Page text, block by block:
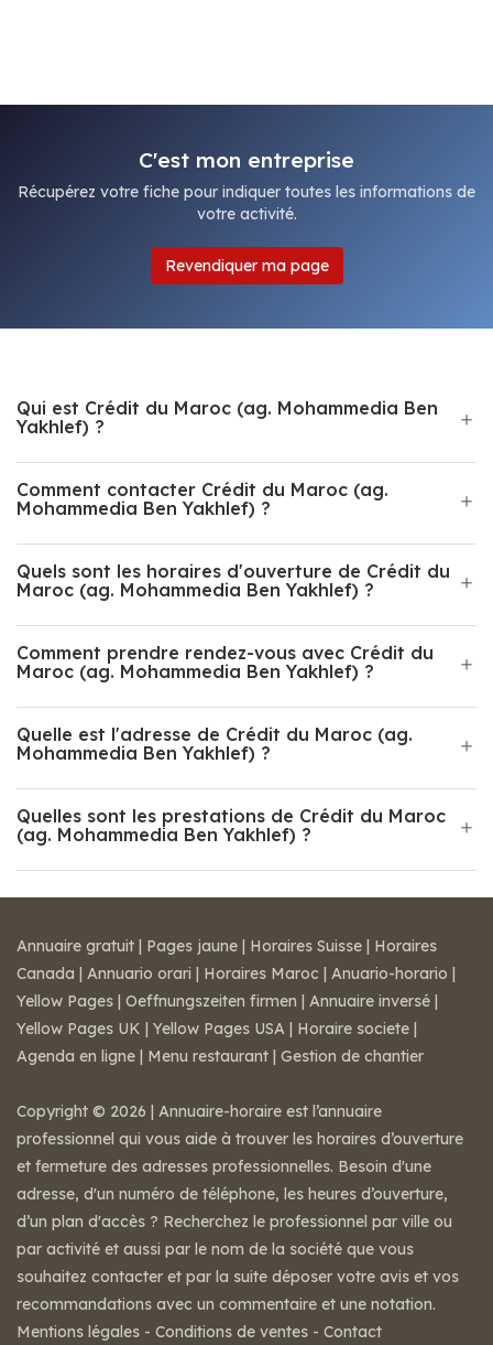
C'est mon entreprise
Récupérez votre fiche pour indiquer toutes les informations de
votre activité.
Revendiquer ma page
Qui est Crédit du Maroc (ag. Mohammedia Ben
Yakhlef) ?
Comment contacter Crédit du Maroc (ag.
Mohammedia Ben Yakhlef) ?
Quels sont les horaires d'ouverture de Crédit du
Maroc (ag. Mohammedia Ben Yakhlef) ?
Comment prendre rendez-vous avec Crédit du
Maroc (ag. Mohammedia Ben Yakhlef) ?
Quelle est l'adresse de Crédit du Maroc (ag.
Mohammedia Ben Yakhlef) ?
Quelles sont les prestations de Crédit du Maroc
(ag. Mohammedia Ben Yakhlef) ?
Annuaire gratuit | Pages jaune | Horaires Suisse | Horaires
Canada | Annuario orari | Horaires Maroc | Anuario-horario |
Yellow Pages | Oeffnungszeiten firmen | Annuaire inversé |
Yellow Pages UK | Yellow Pages USA | Horaire societe |
Agenda en ligne | Menu restaurant | Gestion de chantier
Copyright © 2026 | Annuaire-horaire est l’annuaire
professionnel qui vous aide à trouver les horaires d’ouverture
et fermeture des adresses professionnelles. Besoin d'une
adresse, d'un numéro de téléphone, les heures d’ouverture,
d’un plan d'accès ? Recherchez le professionnel par ville ou
par activité et aussi par le nom de la société que vous
souhaitez contacter et par la suite déposer votre avis et vos
recommandations avec un commentaire et une notation.
Mentions légales - Conditions de ventes - Contact